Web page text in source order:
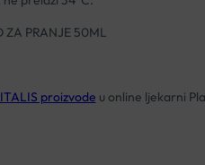
ZA PRANJE 50ML
proizvode u online ljekarni